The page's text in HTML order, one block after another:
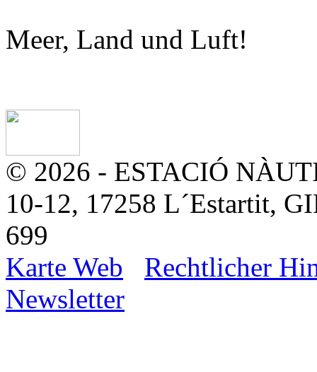
Meer, Land und Luft!
© 2026 - ESTACIÓ
10-12, 17258 L´Estartit,
699
Karte Web
Rechtlicher
Newsletter